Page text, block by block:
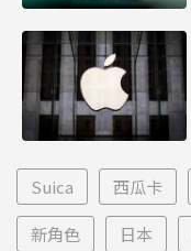
Suica 西瓜卡
新角色 日本